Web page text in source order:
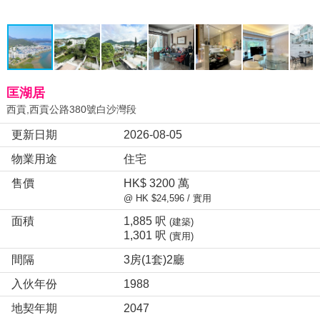
匡湖居
西貢,西貢公路380號白沙灣段
更新日期
2026-08-05
物業用途
住宅
售價
HK$ 3200 萬
@ HK $24,596 / 實用
面積 1,885 呎 (建築)
1,301 呎 (實用)
間隔
3房(1套)2廳
入伙年份
1988
地契年期
2047